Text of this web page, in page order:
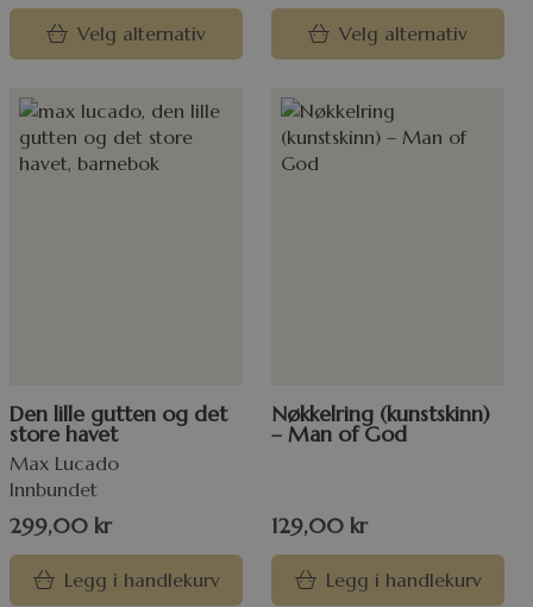
Velg alternativ Velg alternativ
Den lille gutten og det
store havet
Max Lucado
Innbundet
299,00 kr
Legg i handlekurv
Nøkkelring (kunstskinn)
– Man of God
129,00 kr
Legg i handlekurv